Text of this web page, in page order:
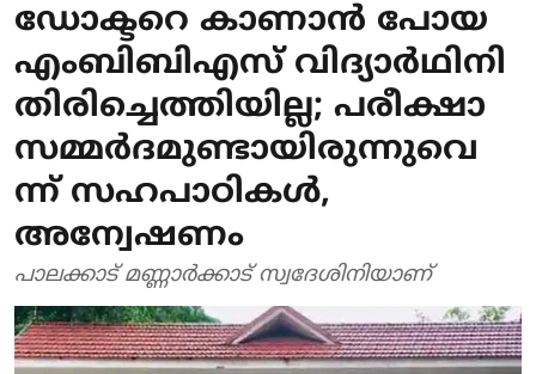
ഡോക്ടറെ കാണാന്‍ പോയ
എംബിബിഎസ് വിദ്യാര്‍ഥിനി
തിരിച്ചെത്തിയില്ല; പരീക്ഷാ
സമ്മര്‍ദമുണ്ടായിരുന്നുവെ
ന്ന് സഹപാഠികള്‍,
അന്വേഷണം
പാലക്കാട് മണ്ണാര്‍ക്കാട് സ്വദേശിനിയാണ്